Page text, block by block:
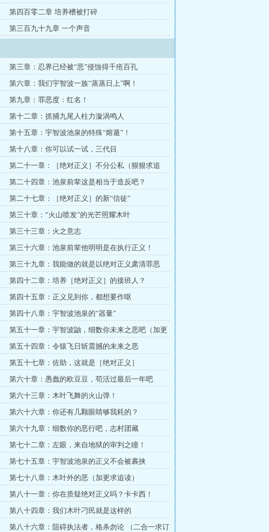
第四百零二章 培养槽被打碎
第三百九十九章 一个声音
第三章：忍界已经被“恶”侵蚀得千疮百孔
第六章：我们宇智波一族“蒸蒸日上”啊！
第九章：罪恶度：红名！
第十二章：抓捕九尾人柱力漩涡鸣人
第十五章：宇智波池泉的特殊“熔遁”！
第十八章：你可以试一试，三代目
第二十一章：［绝对正义］不分公私（狠狠求追
读！！！）
第二十四章：池泉前辈这是相当于造反吧？
第二十七章：［绝对正义］的新“信徒”
第三十章：“火山喷发”的光芒照耀木叶
第三十三章：火之意志
第三十六章：池泉前辈他明明是在执行正义！
第三十九章：我能做的就是以绝对正义肃清罪恶
第四十二章：培养［绝对正义］的接班人？
第四十五章：正义见到你，都想要作呕
第四十八章：宇智波池泉的“器量”
第五十一章：宇智波鼬，细数你未来之恶吧（加更
求追读）
第五十四章：令猿飞日斩震撼的未来之恶
第五十七章：佐助，这就是［绝对正义］
第六十章：愚蠢的欧豆豆，苟活过最后一年吧
第六十三章：木叶飞舞的火山弹！
第六十六章：你还有几颗眼睛够我耗的？
第六十九章：细数你的恶行吧，志村团藏
第七十二章：左眼，来自地狱的审判之瞳！
第七十五章：宇智波池泉的正义不会被裹挟
第七十八章：木叶外的恶（加更求追读）
第八十一章：你在质疑绝对正义吗？卡卡西！
第八十四章：我们木叶刁民就是这样的
第八十六章：阻碍执法者，格杀勿论 （二合一求订